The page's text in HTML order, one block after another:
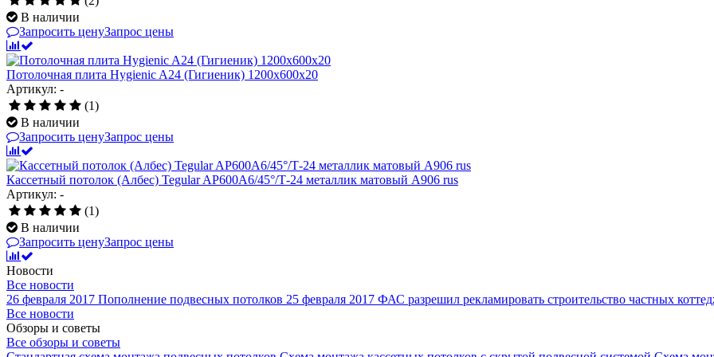
В наличии
Запросить ценуЗапрос цены
Потолочная плита Hygienic A24 (Гигиеник) 1200x600x20
Артикул: -
(1)
В наличии
Запросить ценуЗапрос цены
Кассетный потолок (Албес) Tegular AP600A6/45°/Т-24 металлик матовый А906 rus
Артикул: -
(1)
В наличии
Запросить ценуЗапрос цены
Новости
Все новости
26 февраля 2017 Пополнение подвесных потолков 25 февраля 2017 ФАС разрешил рекламировать строительство частных
Все новости
Обзоры и советы
Все обзоры и советы